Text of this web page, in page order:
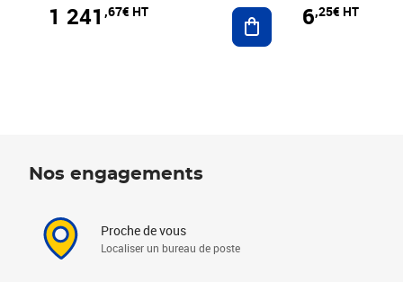
1 241 ,67€ HT Ajouter au panier
6,25€ HT
Nos engagements
Proche de vous
Localiser un bureau de poste